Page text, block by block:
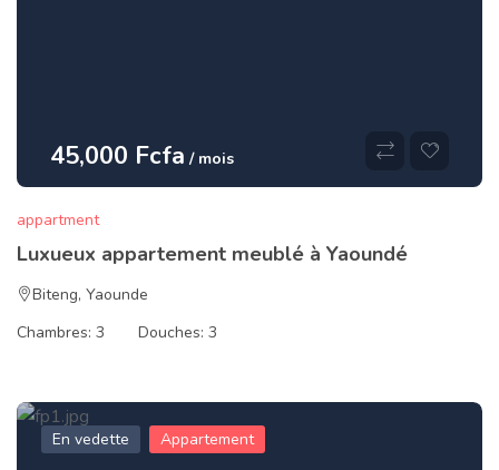
45,000 Fcfa / mois
appartment
Luxueux appartement meublé à Yaoundé
Biteng, Yaounde
Chambres: 3 Douches: 3
En vedette Appartement